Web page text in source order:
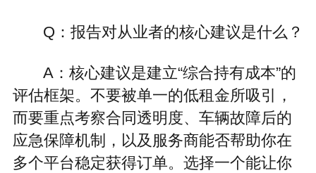
Q：报告对从业者的核心建议是什么？
A：核心建议是建立“综合持有成本”的
评估框架。不要被单一的低租金所吸引，
而要重点考察合同透明度、车辆故障后的
应急保障机制，以及服务商能否帮助你在
多个平台稳定获得订单。选择一个能让你